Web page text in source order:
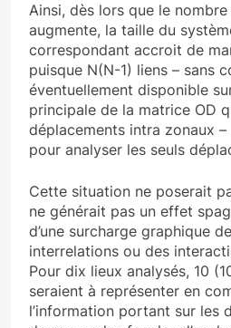
Ainsi, dès lors que le
augmente, la taille du
correspondant accroit de
puisque N(N-1) liens – sans
éventuellement disponible
principale de la matrice OD
déplacements intra zonaux
pour analyser les seuls
Cette situation ne poserait
ne générait pas un effet
d’une surcharge graphique
interrelations ou des
Pour dix lieux analysés, 10
seraient à représenter en
l’information portant sur les